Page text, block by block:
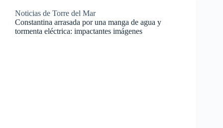
Noticias de Torre del Mar
Constantina arrasada por una manga de agua y
tormenta eléctrica: impactantes imágenes